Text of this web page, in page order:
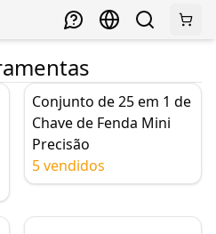
Conjunto de 25 em 1 de
Chave de Fenda Mini
Precisão
5 vendidos